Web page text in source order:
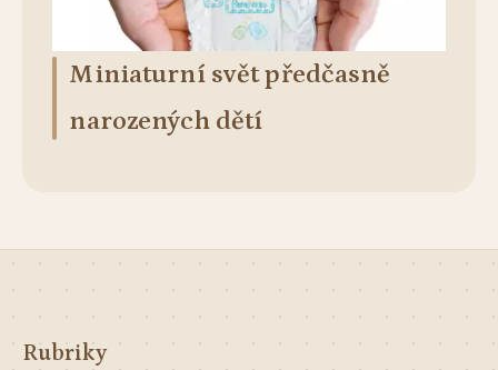
Miniaturní svět předčasně
narozených dětí
Rubriky